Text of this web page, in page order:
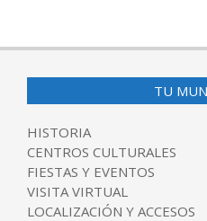
01-
TU
HISTORIA
CENTROS CULTURALES
FIESTAS Y EVENTOS
VISITA VIRTUAL
LOCALIZACIÓN Y ACCESOS